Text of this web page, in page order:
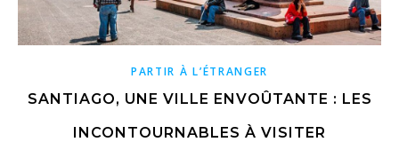
PARTIR À L’ÉTRANGER
SANTIAGO, UNE VILLE ENVOÛTANTE : LES
INCONTOURNABLES À VISITER